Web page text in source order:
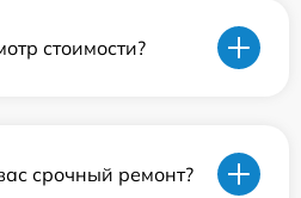
стоимости?
срочный ремонт?